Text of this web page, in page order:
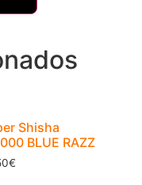
Shisha
BLUE RAZZ
€